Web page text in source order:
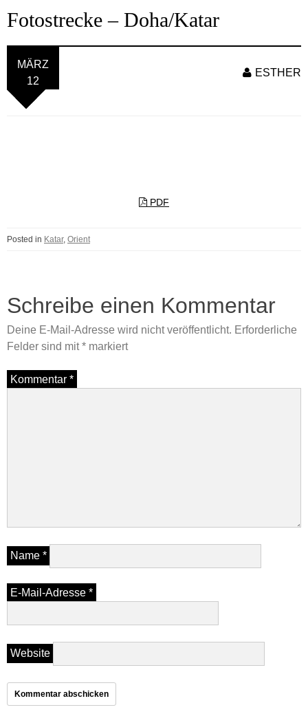
Fotostrecke – Doha/Katar
MÄRZ
12
ESTHER
PDF
Posted in Katar, Orient
Schreibe einen Kommentar
Deine E-Mail-Adresse wird nicht veröffentlicht. Erforderliche
Felder sind mit* markiert
Kommentar *
Name *
E-Mail-Adresse *
Website